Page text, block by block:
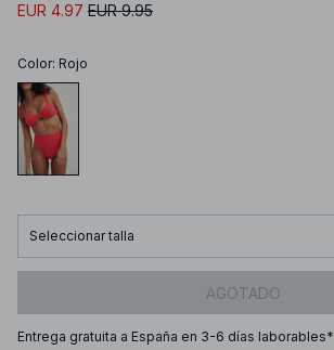
EUR 4.97 EUR 9.95
Color: Rojo
Seleccionar talla
AGOTADO
Entrega gratuita a España en 3-6 días laborables*